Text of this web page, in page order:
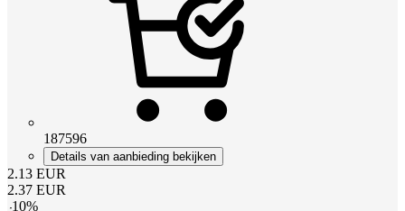
187596
Details van aanbieding bekijken
2.13 EUR
2.37 EUR
-10%